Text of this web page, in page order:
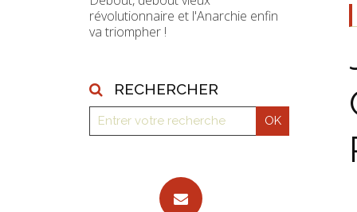
révolutionnaire et l'Anarchie enfin
va triompher !
RECHERCHER